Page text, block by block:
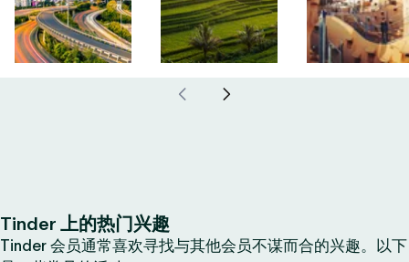
Tinder 上的热门兴趣
Tinder 会员通常喜欢寻找与其他会员不谋而合的兴趣。以下